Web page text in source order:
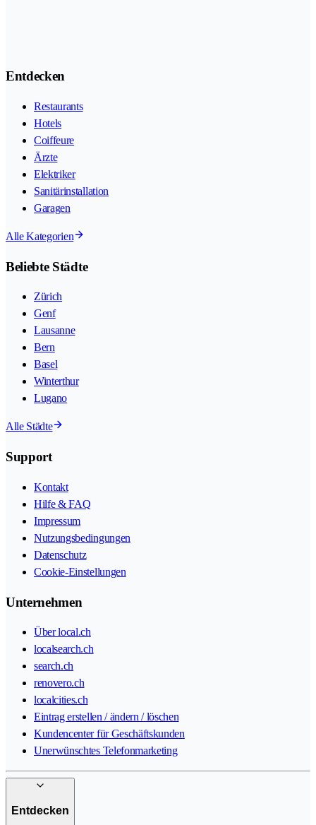
Entdecken
Restaurants
Hotels
Coiffeure
Ärzte
Elektriker
Sanitärinstallation
Garagen
Alle Kategorien
Beliebte Städte
Zürich
Genf
Lausanne
Bern
Basel
Winterthur
Lugano
Alle Städte
Support
Kontakt
Hilfe & FAQ
Impressum
Nutzungsbedingungen
Datenschutz
Cookie-Einstellungen
Unternehmen
Über local.ch
localsearch.ch
search.ch
renovero.ch
localcities.ch
Eintrag erstellen / ändern / löschen
Kundencenter für Geschäftskunden
Unerwünschtes Telefonmarketing
Entdecken